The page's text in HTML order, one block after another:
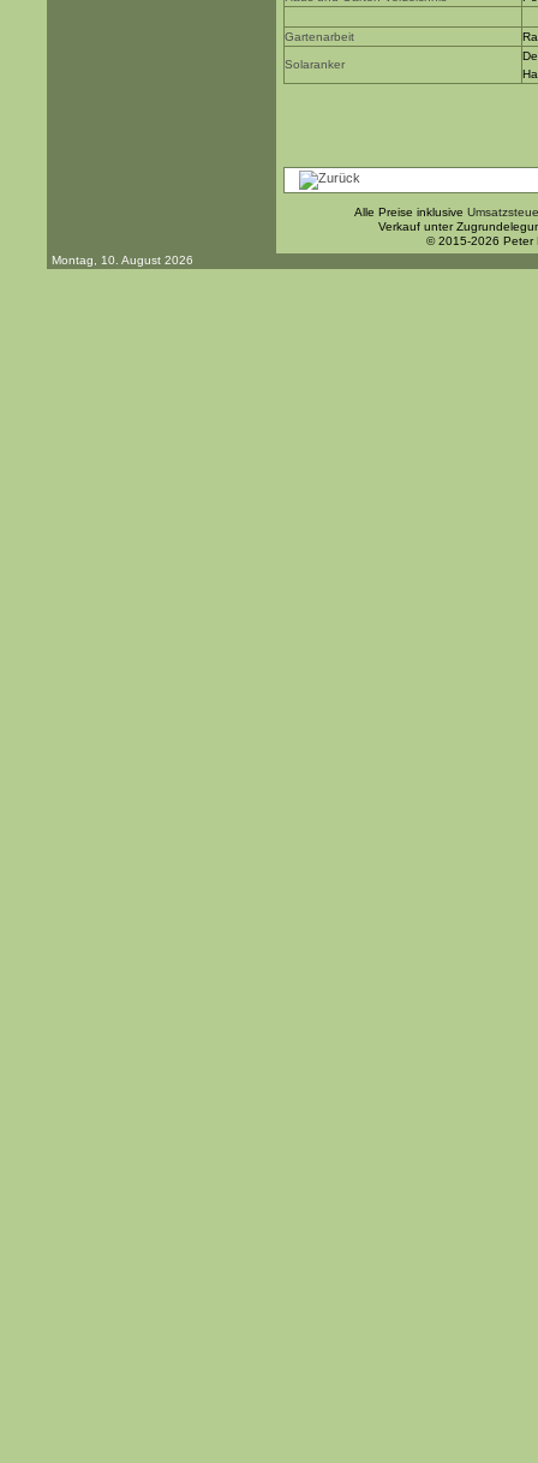
Gartenarbeit
Solaranker
Alle Preise inklusive
Verkauf unter
© 2015-2026 Peter
Montag, 10. August 2026